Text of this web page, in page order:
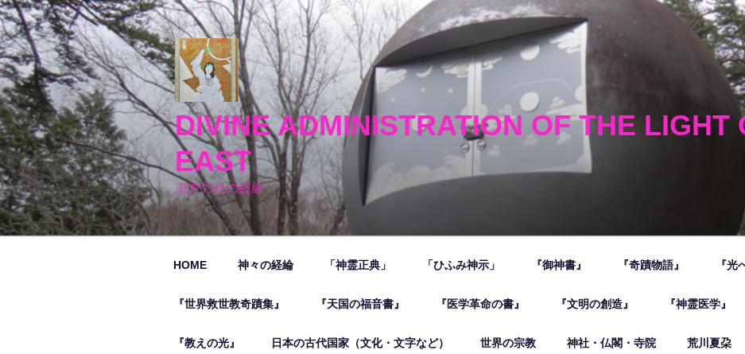
コ
ン
テ
ン
ツ
へ
ス
キ
ッ
プ
DIVINE ADMINISTRATION OF THE LIGHT
EAST
東方の光の経綸
HOME 神々の経綸 「神霊正典」 「ひふみ神示」 『御神書』 『奇蹟物語』 『光
『世界救世教奇蹟集』 『天国の福音書』 『医学革命の書』 『文明の創造』 『神霊医学』
『教えの光』 日本の古代国家（文化・文字など） 世界の宗教 神社・仏閣・寺院 荒川夏朶